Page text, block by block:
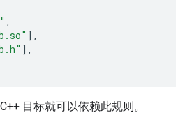
,
],
],
目标就可以依赖此规则。